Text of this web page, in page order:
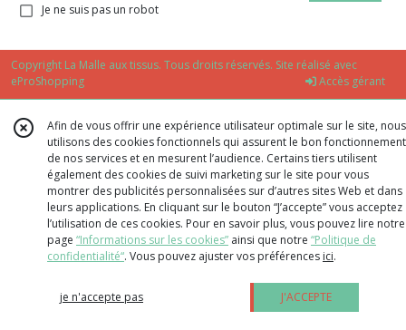
Je ne suis pas un robot
Copyright La Malle aux tissus. Tous droits réservés. Site réalisé avec
eProShopping
Accès gérant
Afin de vous offrir une expérience utilisateur optimale sur le site, nous
utilisons des cookies fonctionnels qui assurent le bon fonctionnement
de nos services et en mesurent l’audience. Certains tiers utilisent
également des cookies de suivi marketing sur le site pour vous
montrer des publicités personnalisées sur d’autres sites Web et dans
leurs applications. En cliquant sur le bouton “J’accepte” vous acceptez
l’utilisation de ces cookies. Pour en savoir plus, vous pouvez lire notre
page “Informations sur les cookies” ainsi que notre “Politique de
confidentialité“. Vous pouvez ajuster vos préférences ici.
je n'accepte pas J'ACCEPTE